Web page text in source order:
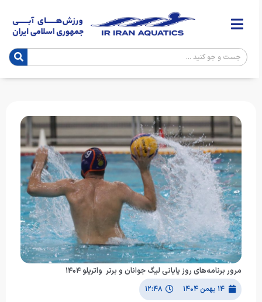
مرور برنامه‌های روز پایانی لیگ جوانان و برتر واترپلو ۱۴۰۴
۱۴ بهمن ۱۴۰۴ ۱۲:۴۸